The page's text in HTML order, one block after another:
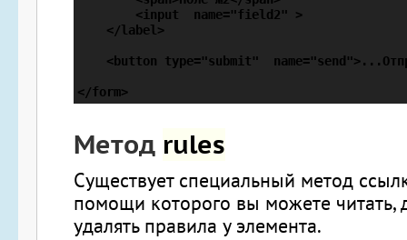
        <input  name="field2" >
    </label>
<button type="submit"
</form>
Метод rules
Существует специальный метод
помощи которого вы можете читать,
удалять правила у элемента.